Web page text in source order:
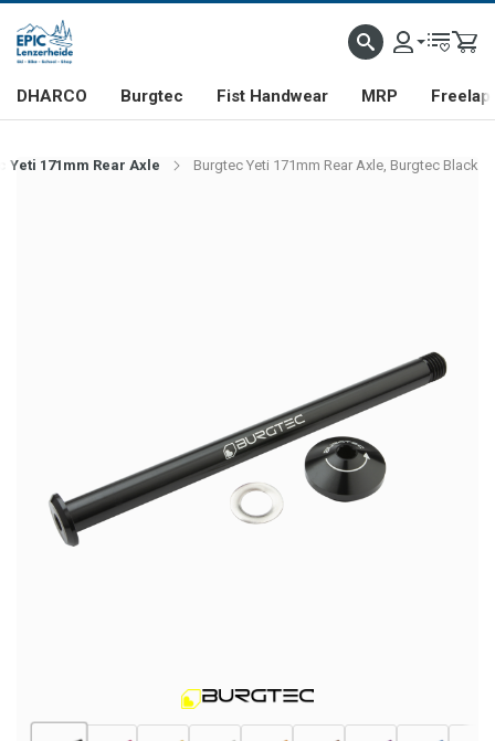
DHARCO Burgtec Fist Handwear MRP Freelap
Yeti 171mm Rear Axle Burgtec Yeti 171mm Rear Axle, Burgtec Black